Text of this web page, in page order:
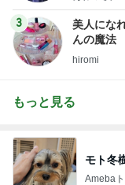
3
美人にな
んの魔法
hiromi
もっと見る
モト冬
Ameba